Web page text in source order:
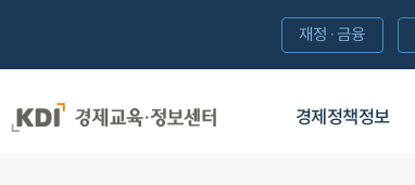
경제정책정보
재정·금융